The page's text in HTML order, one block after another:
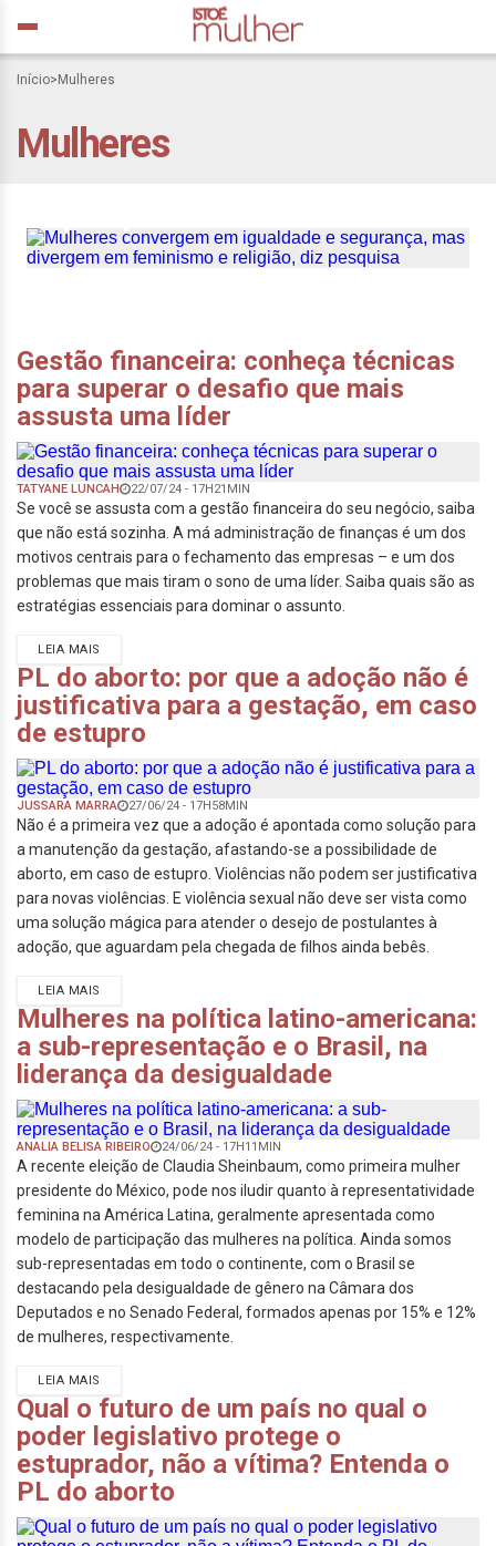
Início> Mulheres
Mulheres
Mulheres convergem em
mas divergem em
Gestão financeira: conheça técnicas
para superar o desafio que mais
assusta uma líder
TATYANE LUNCAH 22/07/24 - 17H21MIN
Se você se assusta com a gestão financeira do seu negócio, saiba
que não está sozinha. A má administração de finanças é um dos
motivos centrais para o fechamento das empresas – e um dos
problemas que mais tiram o sono de uma líder. Saiba quais são as
estratégias essenciais para dominar o assunto.
LEIA MAIS
PL do aborto: por que a adoção não é
justificativa para a gestação, em caso
de estupro
JUSSARA MARRA 27/06/24 - 17H58MIN
Não é a primeira vez que a adoção é apontada como solução para
a manutenção da gestação, afastando-se a possibilidade de
aborto, em caso de estupro. Violências não podem ser justificativa
para novas violências. E violência sexual não deve ser vista como
uma solução mágica para atender o desejo de postulantes à
adoção, que aguardam pela chegada de filhos ainda bebês.
LEIA MAIS
Mulheres na política latino-americana:
a sub-representação e o Brasil, na
liderança da desigualdade
ANALIA BELISA RIBEIRO 24/06/24 - 17H11MIN
A recente eleição de Claudia Sheinbaum, como primeira mulher
presidente do México, pode nos iludir quanto à representatividade
feminina na América Latina, geralmente apresentada como
modelo de participação das mulheres na política. Ainda somos
sub-representadas em todo o continente, com o Brasil se
destacando pela desigualdade de gênero na Câmara dos
Deputados e no Senado Federal, formados apenas por 15% e 12%
de mulheres, respectivamente.
LEIA MAIS
Qual o futuro de um país no qual o
poder legislativo protege o
estuprador, não a vítima? Entenda o
PL do aborto